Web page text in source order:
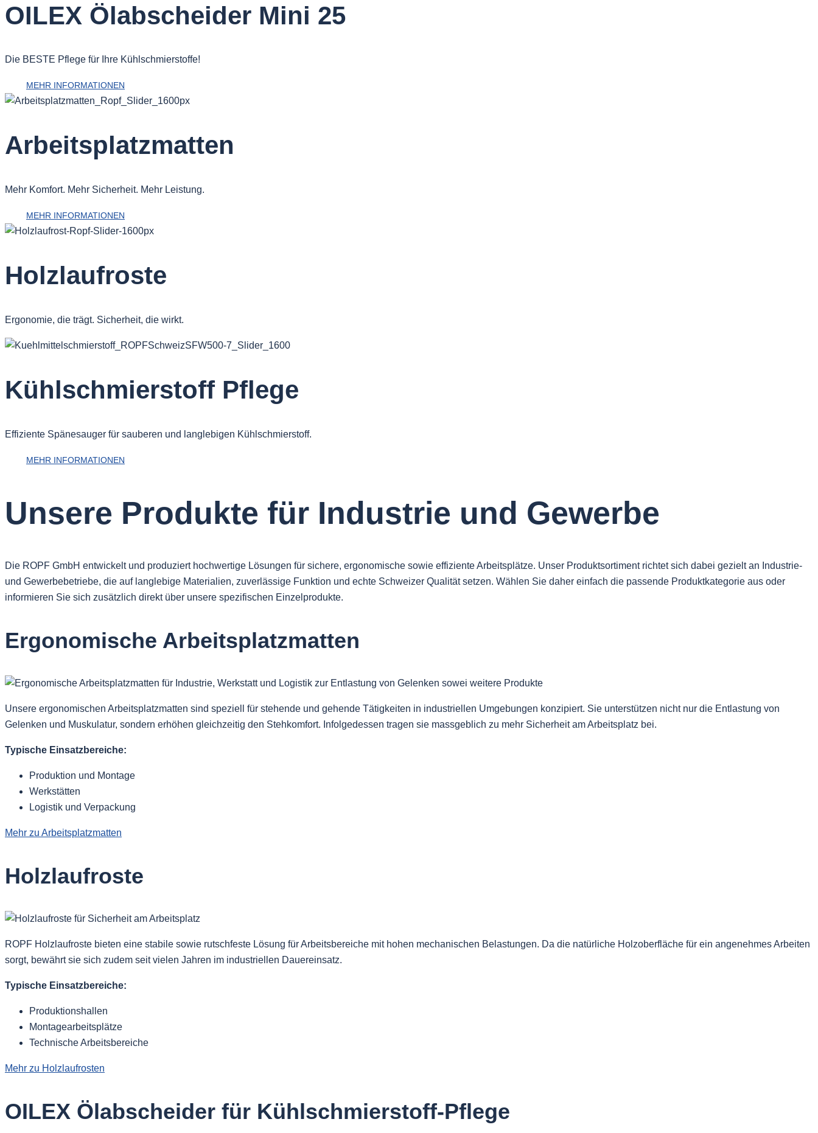
OILEX Ölabscheider Mini 25
Die BESTE Pflege für Ihre Kühlschmierstoffe!
MEHR INFORMATIONEN
Arbeitsplatzmatten
Mehr Komfort. Mehr Sicherheit. Mehr Leistung.
MEHR INFORMATIONEN
Holzlaufroste
Ergonomie, die trägt. Sicherheit, die wirkt.
Kühlschmierstoff Pflege
Effiziente Spänesauger für sauberen und langlebigen Kühlschmierstoff.
MEHR INFORMATIONEN
Unsere Produkte für Industrie und Gewerbe
Die ROPF GmbH entwickelt und produziert hochwertige Lösungen für sichere, ergonomische sowie effiziente Arbeitsplätze. Unser Produktsortiment richtet sich dabei gezielt an Industrie-
und Gewerbebetriebe, die auf langlebige Materialien, zuverlässige Funktion und echte Schweizer Qualität setzen. Wählen Sie daher einfach die passende Produktkategorie aus oder
informieren Sie sich zusätzlich direkt über unsere spezifischen Einzelprodukte.
Ergonomische Arbeitsplatzmatten
Unsere ergonomischen Arbeitsplatzmatten sind speziell für stehende und gehende Tätigkeiten in industriellen Umgebungen konzipiert. Sie unterstützen nicht nur die Entlastung von
Gelenken und Muskulatur, sondern erhöhen gleichzeitig den Stehkomfort. Infolgedessen tragen sie massgeblich zu mehr Sicherheit am Arbeitsplatz bei.
Typische Einsatzbereiche:
Produktion und Montage
Werkstätten
Logistik und Verpackung
Mehr zu Arbeitsplatzmatten
Holzlaufroste
ROPF Holzlaufroste bieten eine stabile sowie rutschfeste Lösung für Arbeitsbereiche mit hohen mechanischen Belastungen. Da die natürliche Holzoberfläche für ein angenehmes Arbeiten
sorgt, bewährt sie sich zudem seit vielen Jahren im industriellen Dauereinsatz.
Typische Einsatzbereiche:
Produktionshallen
Montagearbeitsplätze
Technische Arbeitsbereiche
Mehr zu Holzlaufrosten
OILEX Ölabscheider für Kühlschmierstoff-Pflege